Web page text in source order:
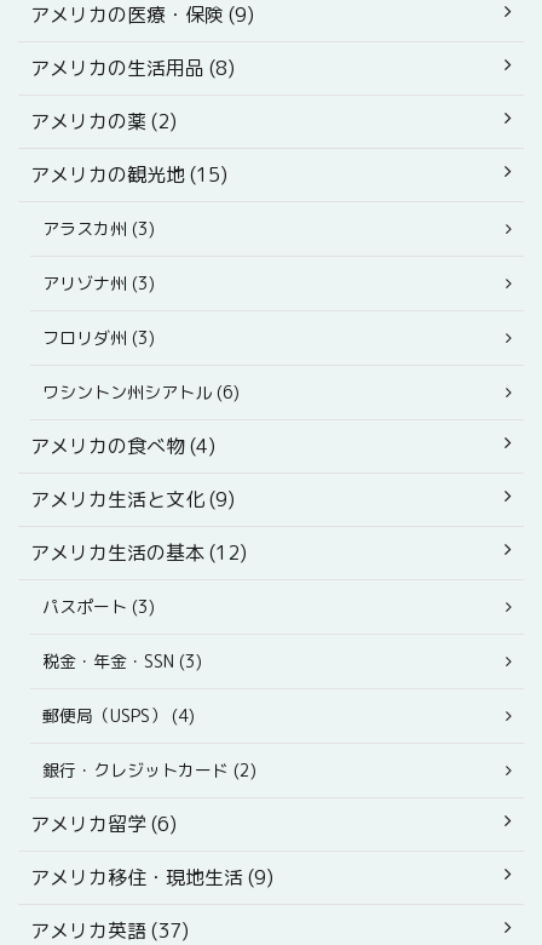
アメリカの医療・保険 (9)
アメリカの生活用品 (8)
アメリカの薬 (2)
アメリカの観光地 (15)
アラスカ州 (3)
アリゾナ州 (3)
フロリダ州 (3)
ワシントン州シアトル (6)
アメリカの食べ物 (4)
アメリカ生活と文化 (9)
アメリカ生活の基本 (12)
パスポート (3)
税金・年金・SSN (3)
郵便局（USPS） (4)
銀行・クレジットカード (2)
アメリカ留学 (6)
アメリカ移住・現地生活 (9)
アメリカ英語 (37)